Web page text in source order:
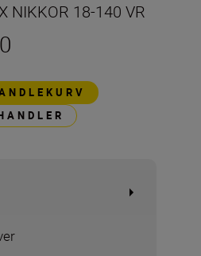
NIKKOR 18-140 VR